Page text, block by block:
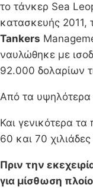
το τάνκερ Sea
κατασκευής 2011,
Tankers
ναυλώθηκε με
92.000 δολαρίων
Από τα υψηλότερα
Και γενικότερα
60 και 70
Πριν την
για μίσθωση